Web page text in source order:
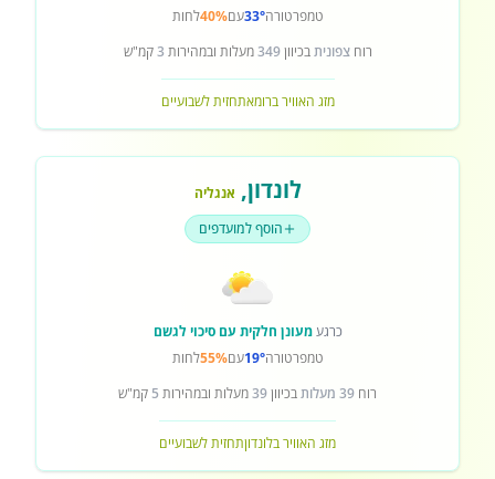
טמפרטורה33°עם40%לחות
רוחצפוניתבכיוון349מעלות ובמהירות 3קמ"ש
מזג האוויר ברומאתחזית לשבועיים
לונדון, אנגליה
הוסף למועדפים
כרגעמעונן חלקית עם סיכוי לגשם
טמפרטורה19°עם55%לחות
רוח 39 מעלות בכיוון39מעלות ובמהירות 5 קמ"ש
מזג האוויר בלונדוןתחזית לשבועיים